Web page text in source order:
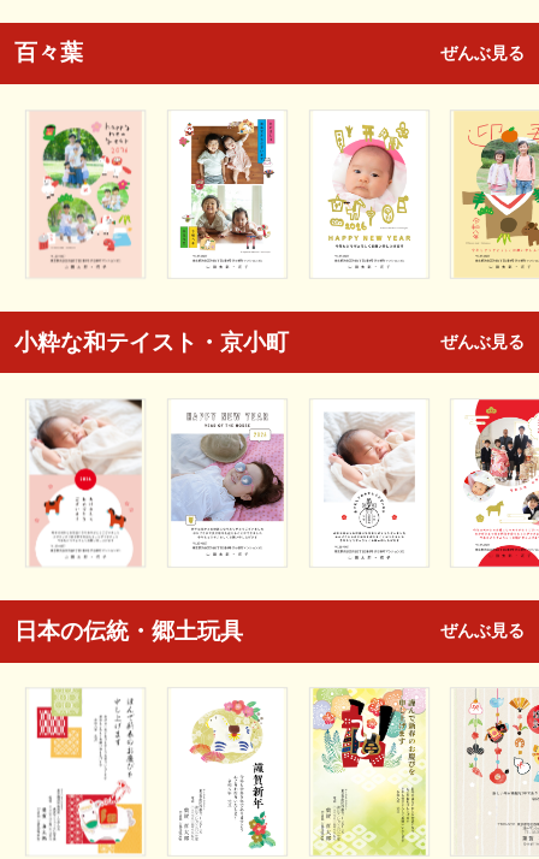
百々葉 ぜんぶ見る
小粋な和テイスト・京小町 ぜんぶ見る
日本の伝統・郷土玩具 ぜんぶ見る